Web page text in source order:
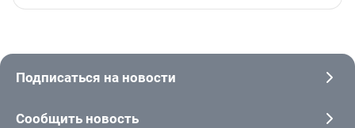
Подписаться на новости
Сообщить новость